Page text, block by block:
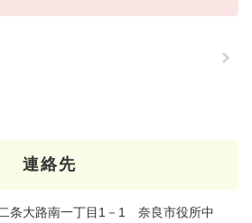
連絡先
条大路南一丁目1－1 奈良市役所中